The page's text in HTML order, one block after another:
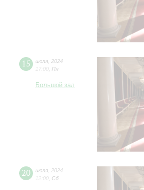
15 июля 2024
17:00 Пн
Большой зал
20 июля 2024
12:00 Сб